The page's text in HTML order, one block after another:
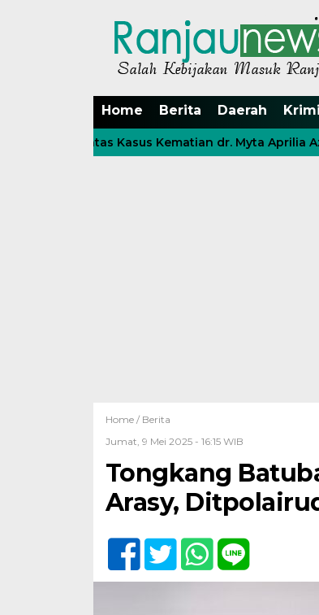
Home Berita Daerah
Kasus Kematian dr. Myta Aprilia Azmy
Home / Berita
Jumat, 9 Mei 2025 - 16:15 WIB
Tongkang
Arasy,